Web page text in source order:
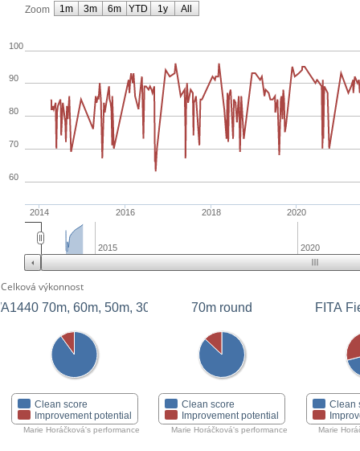
Zoom
2014 2016 2018 2020
60
70
80
90
100
2015 2020
1m 3m 6m YTD 1y All
Celková výkonnost
70m, 60m, 50m, 30m
Clean score
Improvement potential
Marie Horáčková's performance
70m round
Clean score
Improvement potential
Marie Horáčková's performance
FITA
Clean
Marie